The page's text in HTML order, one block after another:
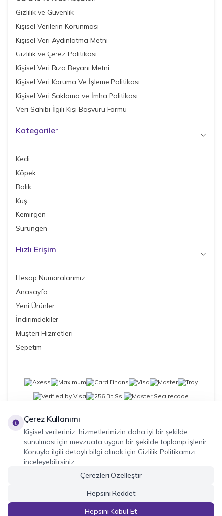
Gizlilik ve Güvenlik
Kişisel Verilerin Korunması
Kişisel Veri Aydınlatma Metni
Gizlilik ve Çerez Politikası
Kişisel Veri Rıza Beyanı Metni
Kişisel Veri Koruma Ve İşleme Politikası
Kişisel Veri Saklama ve İmha Politikası
Veri Sahibi İlgili Kişi Başvuru Formu
Kategoriler
Kedi
Köpek
Balık
Kuş
Kemirgen
Sürüngen
Hızlı Erişim
Hesap Numaralarımız
Anasayfa
Yeni Ürünler
İndirimdekiler
Müşteri Hizmetleri
Sepetim
Çerez Kullanımı
Kişisel verileriniz, hizmetlerimizin daha iyi bir şekilde
sunulması için mevzuata uygun bir şekilde toplanıp işlenir.
Konuyla ilgili detaylı bilgi almak için Gizlilik Politikamızı
inceleyebilirsiniz.
Çerezleri Özelleştir
Hepsini Reddet
Hepsini Kabul Et